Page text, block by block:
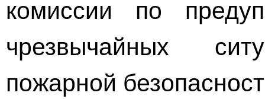
комиссии по
чрезвычайных
пожарной